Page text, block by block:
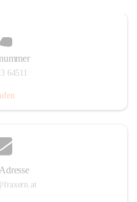
64511